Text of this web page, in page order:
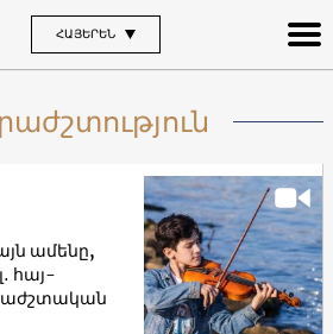
ՀԱՅԵՐԵՆ
հայ-